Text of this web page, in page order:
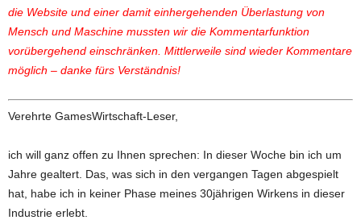
die Website und einer damit einhergehenden Überlastung von
Mensch und Maschine mussten wir die Kommentarfunktion
vorübergehend einschränken. Mittlerweile sind wieder Kommentare
möglich – danke fürs Verständnis!
Verehrte GamesWirtschaft-Leser,
ich will ganz offen zu Ihnen sprechen: In dieser Woche bin ich um
Jahre gealtert. Das, was sich in den vergangen Tagen abgespielt
hat, habe ich in keiner Phase meines 30jährigen Wirkens in dieser
Industrie erlebt.